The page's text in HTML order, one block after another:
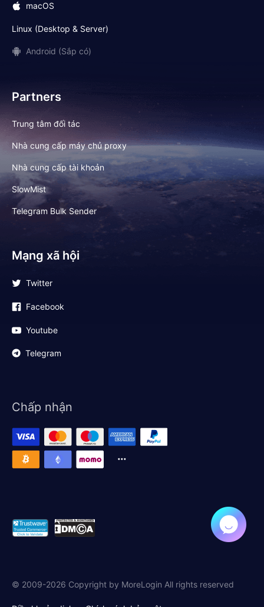
macOS
Linux (Desktop & Server)
Android (Sắp có)
Partners
Trung tâm đối tác
Nhà cung cấp máy chủ proxy
Nhà cung cấp tài khoản
SlowMist
Telegram Bulk Sender
Mạng xã hội
Twitter
Facebook
Youtube
Telegram
Chấp nhận
© 2009-2026 Copyright by MoreLogin All rights reserved